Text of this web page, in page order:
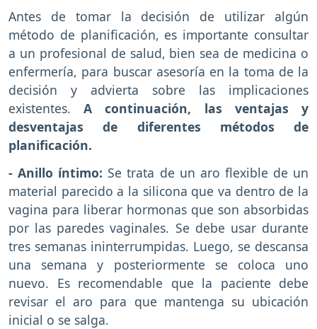
Antes de tomar la decisión de utilizar algún
método de planificación, es importante consultar
a un profesional de salud, bien sea de medicina o
enfermería, para buscar asesoría en la toma de la
decisión y advierta sobre las implicaciones
existentes.A continuación, las ventajas y
desventajas de diferentes métodos de
planificación.
- Anillo íntimo: Se trata de un aro flexible de un
material parecido a la silicona que va dentro de la
vagina para liberar hormonas que son absorbidas
por las paredes vaginales. Se debe usar durante
tres semanas ininterrumpidas. Luego, se descansa
una semana y posteriormente se coloca uno
nuevo. Es recomendable que la paciente debe
revisar el aro para que mantenga su ubicación
inicial o se salga.